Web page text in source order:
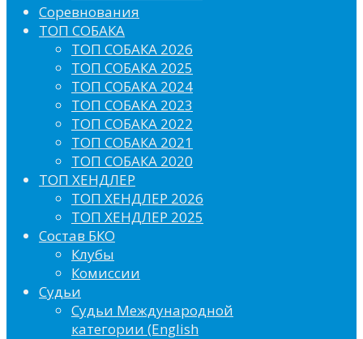
Соревнования
ТОП СОБАКА
ТОП СОБАКА 2026
ТОП СОБАКА 2025
ТОП СОБАКА 2024
ТОП СОБАКА 2023
ТОП СОБАКА 2022
ТОП СОБАКА 2021
ТОП СОБАКА 2020
ТОП ХЕНДЛЕР
ТОП ХЕНДЛЕР 2026
ТОП ХЕНДЛЕР 2025
Состав БКО
Клубы
Комиссии
Судьи
Судьи Международной
категории (English